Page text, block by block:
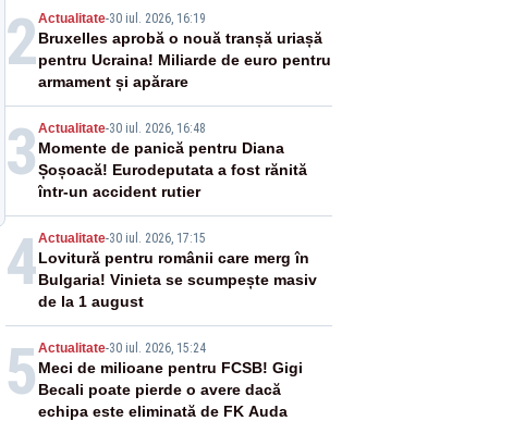
2Actualitate-30 iul. 2026, 16:19
Bruxelles aprobă o nouă tranșă uriașă
pentru Ucraina! Miliarde de euro pentru
armament și apărare
3 Actualitate-30 iul. 2026, 16:48
Momente de panică pentru Diana
Șoșoacă! Eurodeputata a fost rănită
într-un accident rutier
4Actualitate-30 iul. 2026, 17:15
Lovitură pentru românii care merg în
Bulgaria! Vinieta se scumpește masiv
de la 1 august
5 Actualitate-30 iul. 2026, 15:24
Meci de milioane pentru FCSB! Gigi
Becali poate pierde o avere dacă
echipa este eliminată de FK Auda